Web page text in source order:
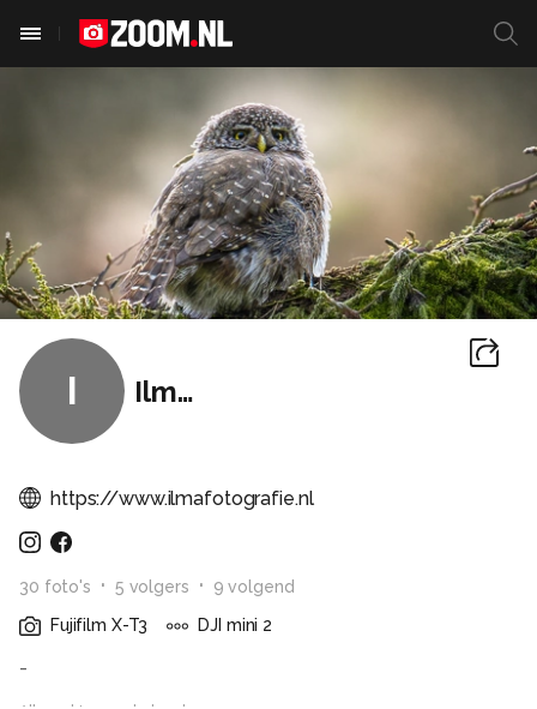
I IlmaR
https://www.ilmafotografie.nl
30 foto's 5 volgers 9 volgend
Fujifilm X-T3
DJI mini 2
-